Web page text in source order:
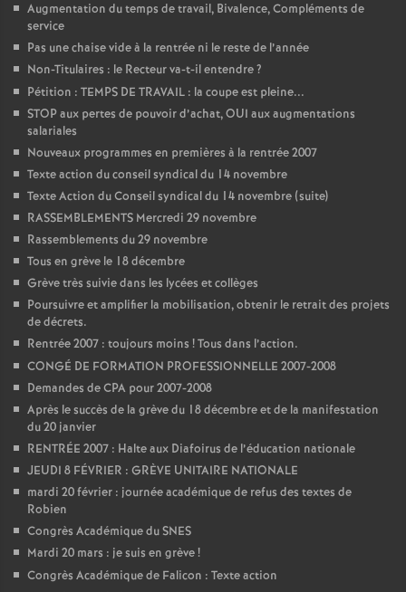
e
S
e
c
d
d
e
g
r
Augmentation du temps de travail, Bivalence, Compléments de
service
Pas une chaise vide à la rentrée ni le reste de l’année
Non-Titulaires : le Recteur va-t-il entendre?
Pétition : TEMPS DE TRAVAIL : la coupe est pleine...
STOP aux pertes de pouvoir d’achat, OUI aux augmentations
salariales
Nouveaux programmes en premières à la rentrée 2007
Texte action du conseil syndical du 14 novembre
Texte Action du Conseil syndical du 14 novembre (suite)
RASSEMBLEMENTS Mercredi 29 novembre
Rassemblements du 29 novembre
Tous en grève le 18 décembre
Grève très suivie dans les lycées et collèges
Poursuivre et amplifier la mobilisation, obtenir le retrait des projets
de décrets.
Rentrée 2007 : toujours moins ! Tous dans l’action.
CONGÉ DE FORMATION PROFESSIONNELLE 2007-2008
Demandes de CPA pour 2007-2008
Après le succès de la grève du 18 décembre et de la manifestation
du 20 janvier
RENTRÉE 2007 : Halte aux Diafoirus de l’éducation nationale
JEUDI 8 FÉVRIER : GRÈVE UNITAIRE NATIONALE
mardi 20 février : journée académique de refus des textes de
Robien
Congrès Académique du SNES
Mardi 20 mars : je suis en grève!
Congrès Académique de Falicon : Texte action